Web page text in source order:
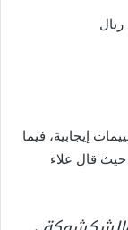
إيجابية، فيما
قال علاء